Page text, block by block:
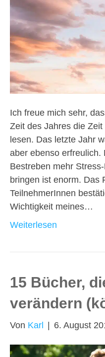
Ich freue mich sehr,
Zeit des Jahres die
lesen. Das letzte Jahr
aber ebenso erfreulich.
Bestreben mehr
bringen ist enorm. Das
TeilnehmerInnen
Wichtigkeit meines…
Weiterlesen
15 Bücher,
verändern
Von Karl 6. August